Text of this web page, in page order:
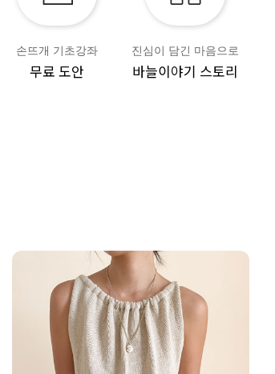
손뜨개 기초강좌
무료 도안
진심이 담긴 마음으로
바늘이야기 스토리